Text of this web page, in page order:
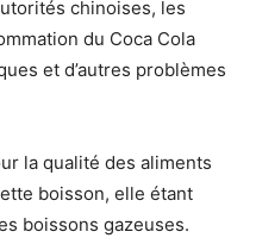
chinoises, les
du Coca Cola
et d’autres problèmes
la qualité des aliments
boisson, elle étant
boissons gazeuses.